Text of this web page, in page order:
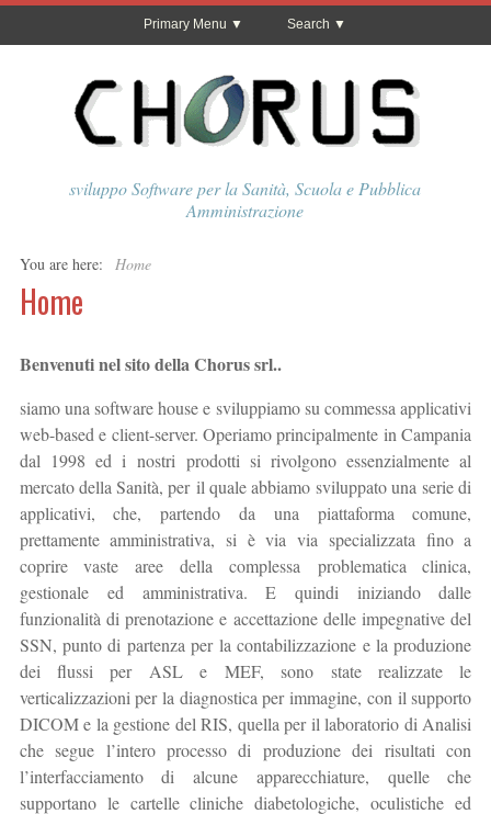
Primary Menu Search
sviluppo Software per la Sanità, Scuola e Pubblica
Amministrazione
You are here: Home
Home
Benvenuti nel sito della Chorus srl..
siamo una software house e sviluppiamo su commessa applicativi
web-based e client-server. Operiamo principalmente in Campania
dal 1998 ed i nostri prodotti si rivolgono essenzialmente al
mercato della Sanità, per il quale abbiamo sviluppato una serie di
applicativi, che, partendo da una piattaforma comune,
prettamente amministrativa, si è via via specializzata fino a
coprire vaste aree della complessa problematica clinica,
gestionale ed amministrativa. E quindi iniziando dalle
funzionalità di prenotazione e accettazione delle impegnative del
SSN, punto di partenza per la contabilizzazione e la produzione
dei flussi per ASL e MEF, sono state realizzate le
verticalizzazioni per la diagnostica per immagine, con il supporto
DICOM e la gestione del RIS, quella per il laboratorio di Analisi
che segue l’intero processo di produzione dei risultati con
l’interfacciamento di alcune apparecchiature, quelle che
supportano le cartelle cliniche diabetologiche, oculistiche ed